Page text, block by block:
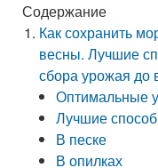
Содержание
Как сохранить
весны. Лучшие
сбора урожая до
Оптимальные
Лучшие
В песке
В опилках